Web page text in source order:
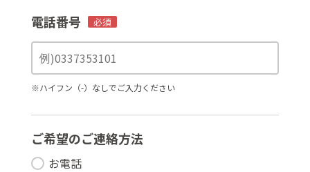
電話番号 必須
※ハイフン（-）なしでご入力ください
ご希望のご連絡方法
お電話